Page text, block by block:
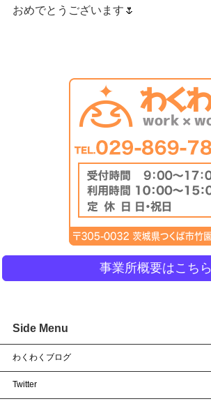
おめでとうございます🌷
事業所概要はこちら
Side Menu
わくわくブログ
Twitter